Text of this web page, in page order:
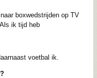
boxwedstrijden op TV
ik tijd heb
voetbal ik.